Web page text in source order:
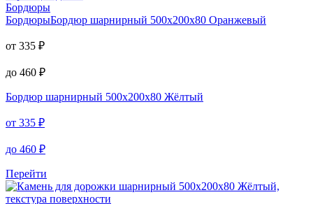
Бордюры
БордюрыБордюр шарнирный 500х200х80 Оранжевый
от 335 ₽
до 460 ₽
Бордюр шарнирный 500х200х80 Жёлтый
от 335 ₽
до 460 ₽
Перейти